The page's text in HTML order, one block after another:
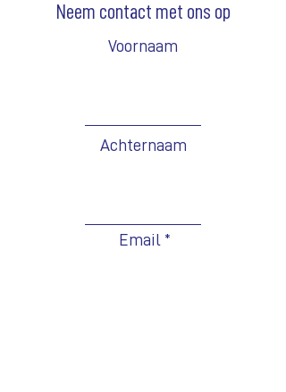
Neem contact met ons op
Voornaam
Achternaam
Email